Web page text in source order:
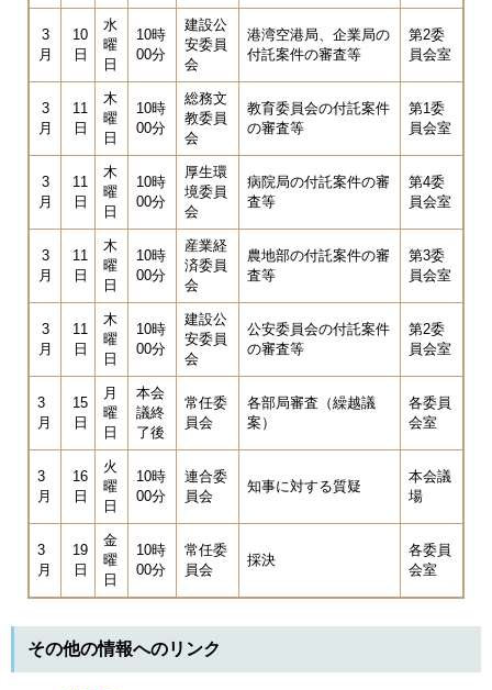
3
月
10
日
水
曜
日
10時
00分
建設公
安委員
会
港湾空港局、企業局の
付託案件の審査等
第2委
員会室
3
月
11
日
木
曜
日
10時
00分
総務文
教委員
会
教育委員会の付託案件
の審査等
第1委
員会室
3
月
11
日
木
曜
日
10時
00分
厚生環
境委員
会
病院局の付託案件の審
査等
第4委
員会室
3
月
11
日
木
曜
日
10時
00分
産業経
済委員
会
農地部の付託案件の審
査等
第3委
員会室
3
月
11
日
木
曜
日
10時
00分
建設公
安委員
会
公安委員会の付託案件
の審査等
第2委
員会室
3
月
15
日
月
曜
日
本会
議終
了後
常任委
員会
各部局審査（繰越議
案）
各委員
会室
3
月
16
日
火
曜
日
10時
00分
連合委
員会
知事に対する質疑
本会議
場
3
月
19
日
金
曜
日
10時
00分
常任委
員会
採決
各委員
会室
その他の情報へのリンク